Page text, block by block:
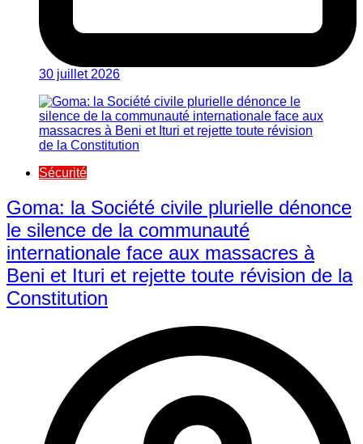
30 juillet 2026
Sécurité
Goma: la Société civile plurielle dénonce
le silence de la communauté
internationale face aux massacres à
Beni et Ituri et rejette toute révision de la
Constitution